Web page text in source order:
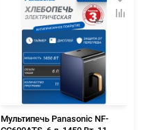
Мультипечь Panasonic NF-